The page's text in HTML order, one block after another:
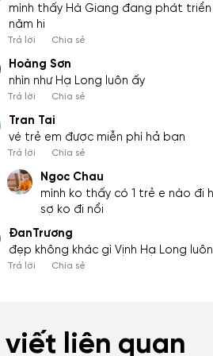
mình thấy Hà Giang đang phát
năm hi
Trả lời Chia sẻ
Hoàng Sơn
nhìn như Hạ Long luôn ấy
Trả lời Chia sẻ
Tran Tai
vé trẻ em được miễn phí hả bạn
Trả lời Chia sẻ
Ngoc Chau
mình ko thấy có 1 trẻ e nào đi
sợ ko đi nổi
ĐanTrương
đẹp không khác gì Vịnh Hạ Long luôn
Trả lời Chia sẻ
viết liên quan